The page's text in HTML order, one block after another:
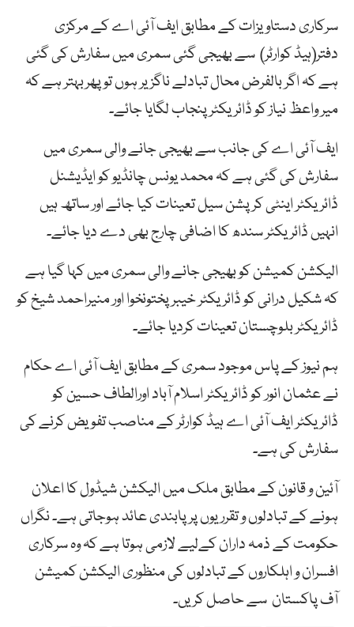
سرکاری دستاویزات کے مطابق ایف آئی اے کے مرکزی
دفتر(ہیڈ کوارٹر) سے بھیجی گئی سمری میں سفارش کی گئی
ہے کہ اگر بالفرض محال تبادلے ناگزیر ہوں تو پھربہتر ہے کہ
میر واعظ نیاز کو ڈائریکٹر پنجاب لگایا جائے۔
ایف آئی اے کی جانب سے بھیجی جانے والی سمری میں
سفارش کی گئی ہے کہ محمد یونس چانڈیو کو ایڈیشنل
ڈائریکٹر اینٹی کرپشن سیل تعینات کیا جائے اور ساتھ ہیں
انہیں ڈائریکٹر سندھ کا اضافی چارج بھی دے دیا جائے۔
الیکشن کمیشن کو بھیجی جانے والی سمری میں کہا گیا ہے
کہ شکیل درانی کو ڈائریکٹر خیبرپختونخوا اور منیراحمد شیخ کو
ڈائریکٹر بلوچستان تعینات کردیا جائے۔
ہم نیوز کے پاس موجود سمری کے مطابق ایف آئی اے حکام
نے عثمان انور کو ڈائریکٹر اسلام آباد اورالطاف حسین کو
ڈائریکٹر ایف آئی اے ہیڈ کوارٹر کے مناصب تفویض کرنے کی
سفارش کی ہے۔
آئین و قانون کے مطابق ملک میں الیکشن شیڈول کا اعلان
ہونے کے تبادلوں و تقرریوں پر پابندی عائد ہوجاتی ہے۔ نگراں
حکومت کے ذمہ داران کےلیے لازمی ہوتا ہے کہ وہ سرکاری
افسران و اہلکاروں کے تبادلوں کی منظوری الیکشن کمیشن
آف پاکستان سے حاصل کریں۔